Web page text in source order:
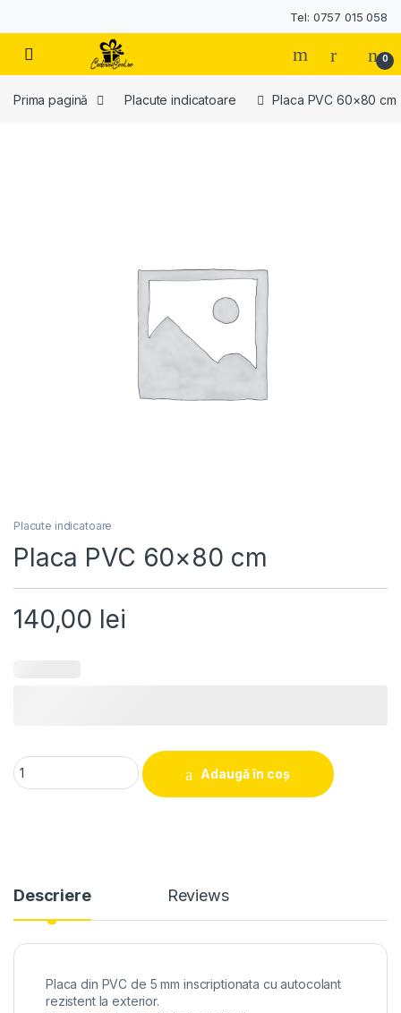
Tel: 0757 015 058
0
Prima pagină Placute indicatoare Placa PVC 60×80 cm
Placute indicatoare
Placa PVC 60×80 cm
140,00 lei
Placa PVC 60x80 cm quantity
Adaugă în coș
Descriere Reviews
Placa din PVC de 5 mm inscriptionata cu autocolant
rezistent la exterior.